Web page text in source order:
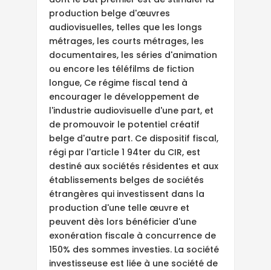
production belge d'œuvres
audiovisuelles, telles que les longs
métrages, les courts métrages, les
documentaires, les séries d'animation
ou encore les téléfilms de fiction
longue, Ce régime fiscal tend à
encourager le développement de
l'industrie audiovisuelle d'une part, et
de promouvoir le potentiel créatif
belge d'autre part. Ce dispositif fiscal,
régi par l'article 1 94ter du CIR, est
destiné aux sociétés résidentes et aux
établissements belges de sociétés
étrangères qui investissent dans la
production d'une telle œuvre et
peuvent dès lors bénéficier d'une
exonération fiscale à concurrence de
150% des sommes investies. La société
investisseuse est liée à une société de